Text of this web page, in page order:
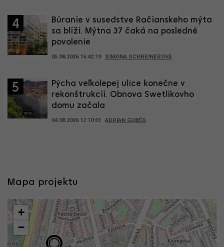
4
Búranie v susedstve Račianskeho mýta
sa blíži. Mýtna 37 čaká na posledné
povolenie
05.08.2026 16:42:19 SIMONA SCHREINEROVÁ
5
Pýcha veľkolepej ulice konečne v
rekonštrukcii. Obnova Swetlikovho
domu začala
04.08.2026 12:10:01 ADRIAN GUBČO
Mapa projektu
+
−